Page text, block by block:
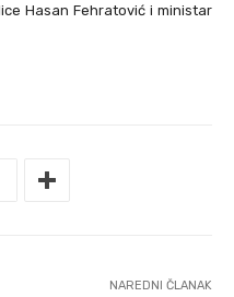
Hasan Fehratović i ministar
NAREDNI ČLANAK